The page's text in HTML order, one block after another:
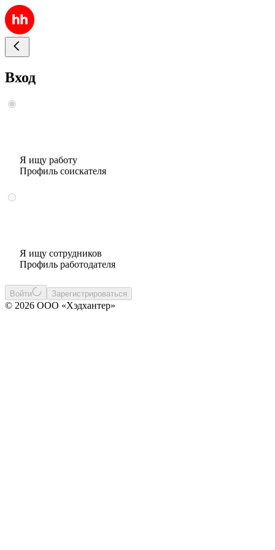
Вход
Я ищу работу
Профиль соискателя
Я ищу сотрудников
Профиль работодателя
Войти Зарегистрироваться
© 2026 ООО «Хэдхантер»